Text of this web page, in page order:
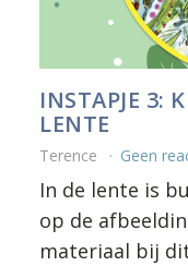
INSTAPJE 3:
LENTE
Terence Geen
In de lente is
op de
materiaal bij